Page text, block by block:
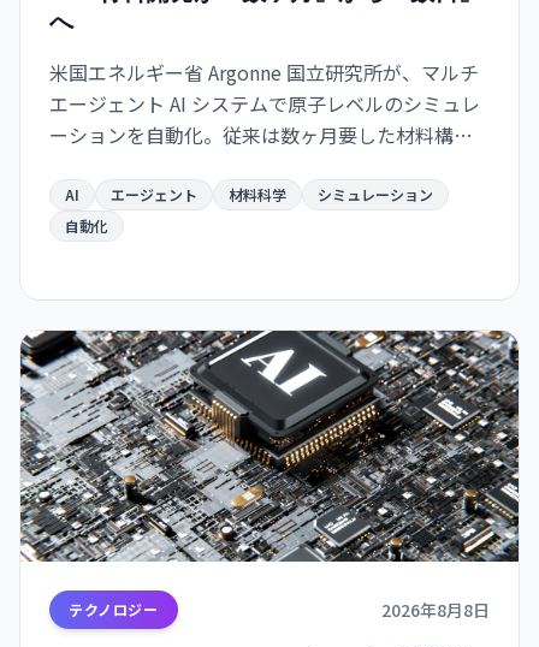
へ
米国エネルギー省 Argonne 国立研究所が、マルチ
エージェント AI システムで原子レベルのシミュレ
ーションを自動化。従来は数ヶ月要した材料構造
航空宇宙・電子部品分野での新材料開発が急速化
する見通し。
AI エージェント 材料科学
シミュレーション
自動化
テクノロジー 2026年8月8日